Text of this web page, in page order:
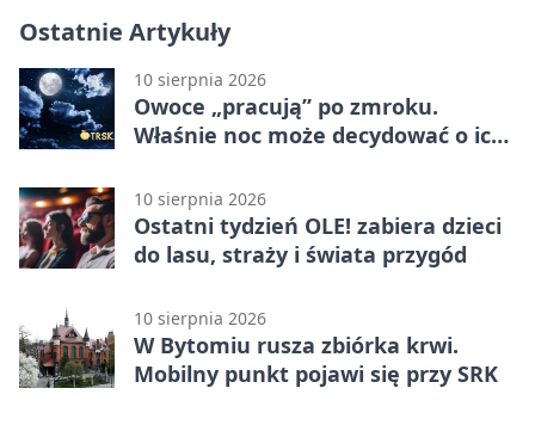
Ostatnie Artykuły
10 sierpnia 2026
Owoce „pracują” po zmroku.
Właśnie noc może decydować o ich
10 sierpnia 2026
Ostatni tydzień OLE! zabiera dzieci
do lasu, straży i świata przygód
10 sierpnia 2026
W Bytomiu rusza zbiórka krwi.
Mobilny punkt pojawi się przy SRK